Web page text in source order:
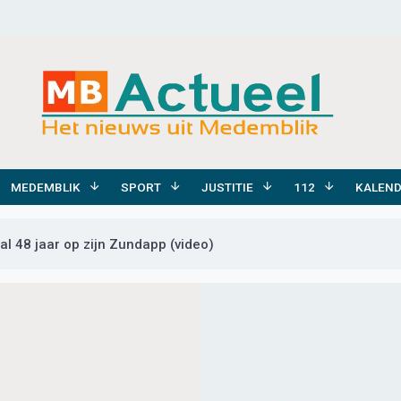
MEDEMBLIK SPORT JUSTITIE 112
48 jaar op zijn Zundapp (video)